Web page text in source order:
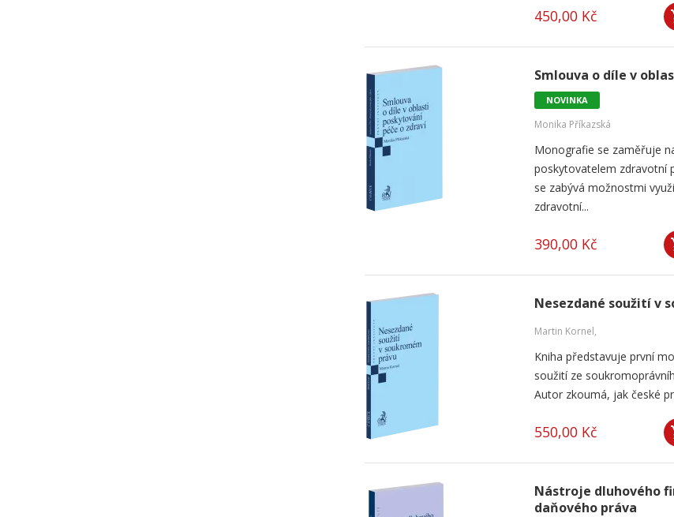
450,00 Kč
Smlouva o díle v
NOVINKA
Monika Příkazská
Monografie se zaměřuje
poskytovatelem zdravotní
se zabývá možnostmi
zdravotní...
390,00 Kč
Nesezdané soužití v
Martin Kornel,
Kniha představuje první
soužití ze
Autor zkoumá, jak české
550,00 Kč
Nástroje dluhového
daňového práva